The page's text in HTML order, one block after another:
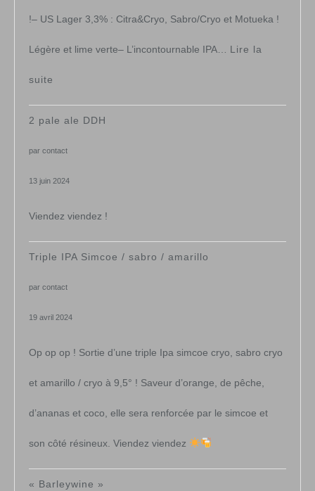
!– US Lager 3,3% : Citra&Cryo, Sabro/Cryo et Motueka !
Légère et lime verte– L’incontournable IPA… Lire la
suite
2ieme
2 pale ale DDH
par contact
13 juin 2024
Viendez viendez !
Triple IPA Simcoe / sabro / amarillo
par contact
19 avril 2024
Op op op ! Sortie d’une triple Ipa simcoe cryo, sabro cryo
et amarillo / cryo à 9,5° ! Saveur d’orange, de pêche,
d’ananas et coco, elle sera renforcée par le simcoe et
son côté résineux. Viendez viendez
« Barleywine »